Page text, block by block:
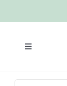
au
Toggle